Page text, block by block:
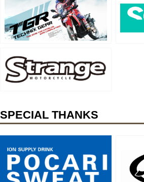
SPECIAL THANKS